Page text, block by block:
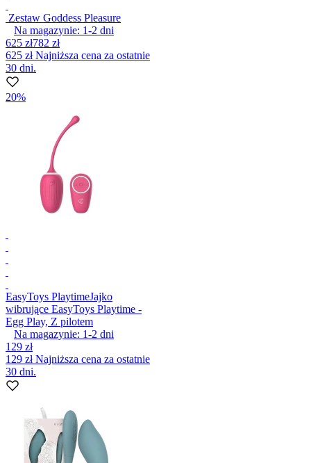
Zestaw Goddess Pleasure
Na magazynie: 1-2 dni
625 zł782 zł
625 złNajniższa cena za ostatnie
30 dni.
20%
EasyToys PlaytimeJajko
wibrujące EasyToys Playtime -
Egg Play, Z pilotem
Na magazynie: 1-2 dni
129 zł
129 złNajniższa cena za ostatnie
30 dni.